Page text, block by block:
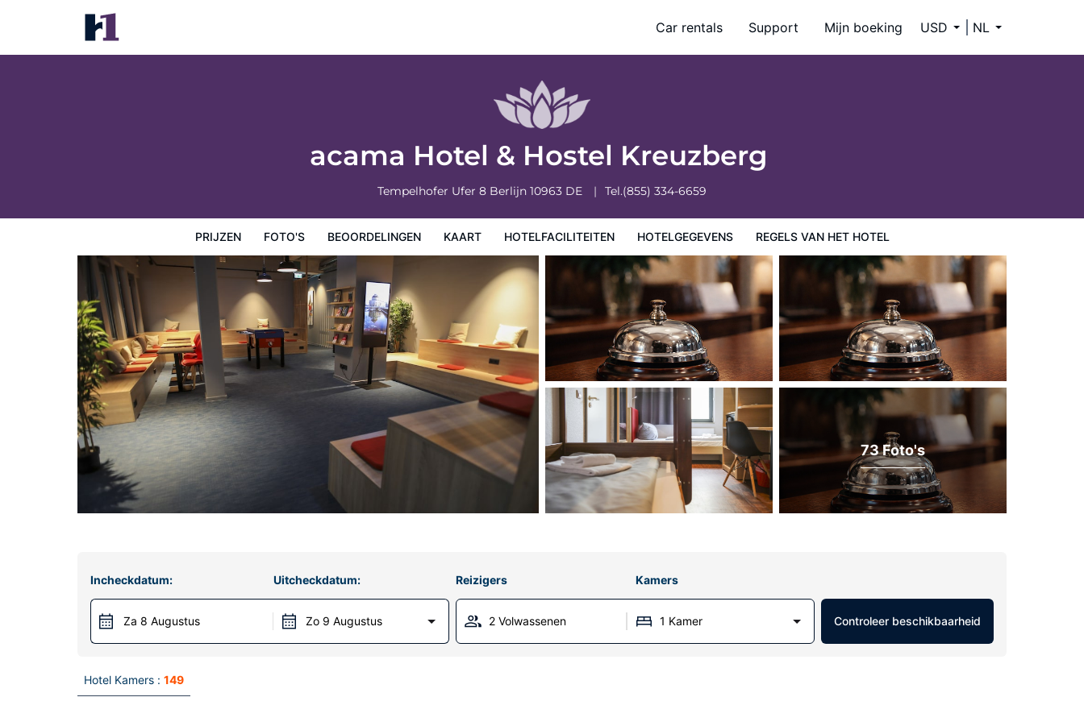
Car rentals Support Mijn boeking USD NL
acama Hotel & Hostel Kreuzberg
Tempelhofer Ufer 8 Berlijn 10963 DE Tel.(855) 334-6659
PRIJZEN FOTO'S BEOORDELINGEN KAART HOTELFACILITEITEN HOTELGEGEVENS REGELS VAN HET HOTEL
acama Hotel & Hostel Kreuzberg
Prijzen
73 Foto's
Incheckdatum:
Za 8 Augustus
Uitcheckdatum:
Zo 9 Augustus
Reizigers Kamers
2 Volwassenen 1 Kamer Controleer beschikbaarheid
Hotel Kamers : 149